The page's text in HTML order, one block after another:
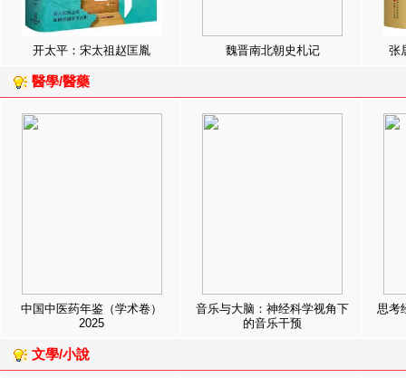
开太平：宋太祖赵匡胤 魏晋南北朝史札记 张
醫學/醫藥
中国中医药年鉴（学术卷）
2025
音乐与大脑：神经科学视角下
的音乐干预
思考
文學/小說